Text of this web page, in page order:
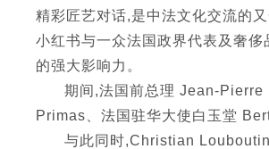
精彩匠艺对话,是中法文化交流的
小红书与一众法国政界代表及奢
的强大影响力。
期间,法国前总理 Jean-Pierre
Primas、法国驻华大使白玉堂
与此同时,Christian